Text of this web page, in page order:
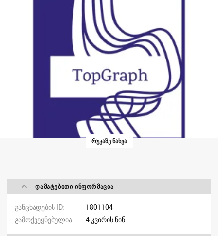
ᲠᲣᲙᲐᲖᲔ ᲜᲐᲮᲕᲐ
ᲓᲐᲛᲐᲢᲔᲑᲘᲗᲘ ᲘᲜᲤᲝᲠᲛᲐᲪᲘᲐ
განცხადების ID
1801104
გამოქვეყნებულია
4 კვირის წინ